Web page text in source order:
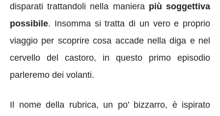
disparati trattandoli nella maniera più soggettiva
possibile. Insomma si tratta di un vero e proprio
viaggio per scoprire cosa accade nella diga e nel
cervello del castoro, in questo primo episodio
parleremo dei volanti.
Il nome della rubrica, un po’ bizzarro, è ispirato